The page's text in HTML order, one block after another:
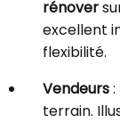
rénover
excellent
flexibilité.
Vendeurs
terrain.